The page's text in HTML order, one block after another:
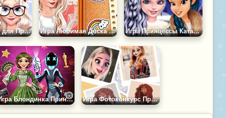
Игра Кардиган для Принцессы: Мода Любви Игра Любимая Доска Принцесс Игра Принцессы Катаются на Коньках
Игра Блондинка Принцесса Приключение Кинозвезды Игра Фотоконкурс Принцесс